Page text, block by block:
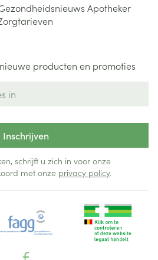
Apotheker
producten en promoties
Inschrijven
schrijft u zich in voor onze
met onze privacy policy.